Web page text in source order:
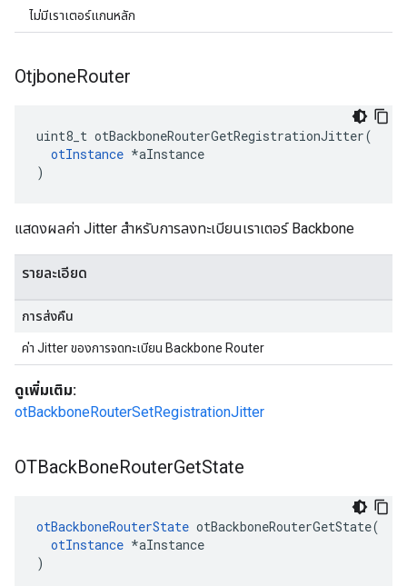
ไม่มีเราเตอร์แกนหลัก
OtjboneRouter
uint8_t otBackboneRouterGetRegistrationJitter(
otInstance *aInstance
)
แสดงผลค่า Jitter สําหรับการลงทะเบียนเราเตอร์ Backbone
รายละเอียด
การส่งคืน
ค่า Jitter ของการจดทะเบียน Backbone Router
ดูเพิ่มเติม:
otBackboneRouterSetRegistrationJitter
OTBackBoneRouterGetState
otBackboneRouterState otBackboneRouterGetState(
otInstance *aInstance
)